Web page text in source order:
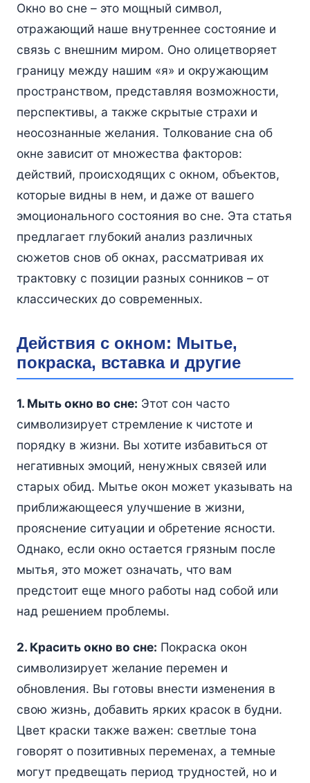
Окно во сне – это мощный символ,
отражающий наше внутреннее состояние и
связь с внешним миром. Оно олицетворяет
границу между нашим «я» и окружающим
пространством, представляя возможности,
перспективы, а также скрытые страхи и
неосознанные желания. Толкование сна об
окне зависит от множества факторов:
действий, происходящих с окном, объектов,
которые видны в нем, и даже от вашего
эмоционального состояния во сне. Эта статья
предлагает глубокий анализ различных
сюжетов снов об окнах, рассматривая их
трактовку с позиции разных сонников – от
классических до современных.
Действия с окном: Мытье,
покраска, вставка и другие
1. Мыть окно во сне: Этот сон часто
символизирует стремление к чистоте и
порядку в жизни. Вы хотите избавиться от
негативных эмоций, ненужных связей или
старых обид. Мытье окон может указывать на
приближающееся улучшение в жизни,
прояснение ситуации и обретение ясности.
Однако, если окно остается грязным после
мытья, это может означать, что вам
предстоит еще много работы над собой или
над решением проблемы.
2. Красить окно во сне: Покраска окон
символизирует желание перемен и
обновления. Вы готовы внести изменения в
свою жизнь, добавить ярких красок в будни.
Цвет краски также важен: светлые тона
говорят о позитивных переменах, а темные
могут предвещать период трудностей, но и